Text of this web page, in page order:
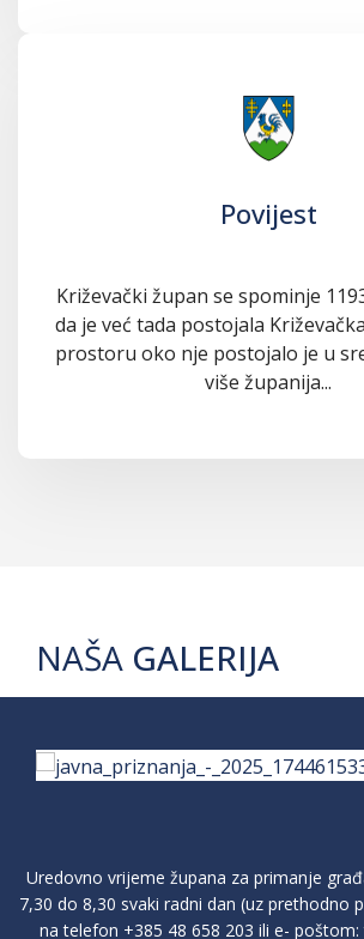
Povijest
Križevački župan se spominje
da je već tada postojala
prostoru oko nje postojalo je u
više županija...
NAŠA GALERIJA
Uredovno vrijeme župana za primanje
7,30 do 8,30 svaki radni dan (uz prethodno
na telefon +385 48 658 203 ili e- poštom: